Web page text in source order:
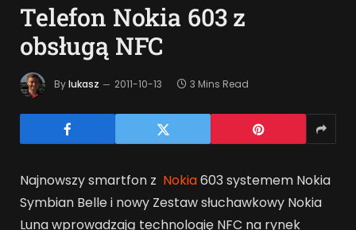
Telefon Nokia 603 z
obsługą NFC
Bylukasz 2011-10-13 3 Mins Read
Najnowszy smartfon z Nokia603 systemem Nokia
Symbian Belle i nowy Zestaw słuchawkowy Nokia
Luna wprowadzają technologię NFC na rynek